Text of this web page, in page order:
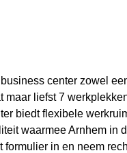
center zowel
maar liefst 7
biedt flexibele
waarmee Arnhem in
in en neem